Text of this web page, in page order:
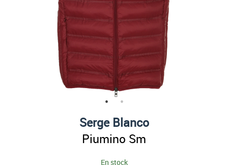
Serge Blanco
Piumino Sm
En stock